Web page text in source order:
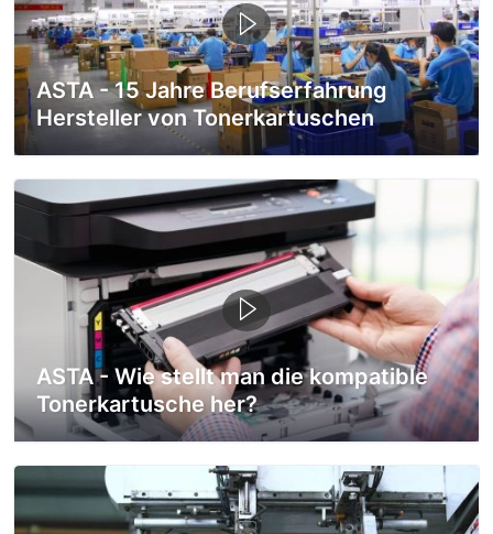
ASTA - 15 Jahre Berufserfahrung
Hersteller von Tonerkartuschen
ASTA - Wie stellt man die kompatible
Tonerkartusche her?